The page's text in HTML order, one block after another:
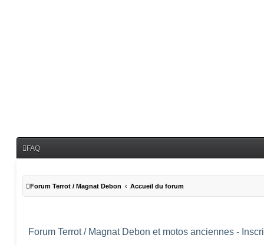
FAQ
Forum Terrot / Magnat Debon Accueil du forum
Forum Terrot / Magnat Debon et motos anciennes -